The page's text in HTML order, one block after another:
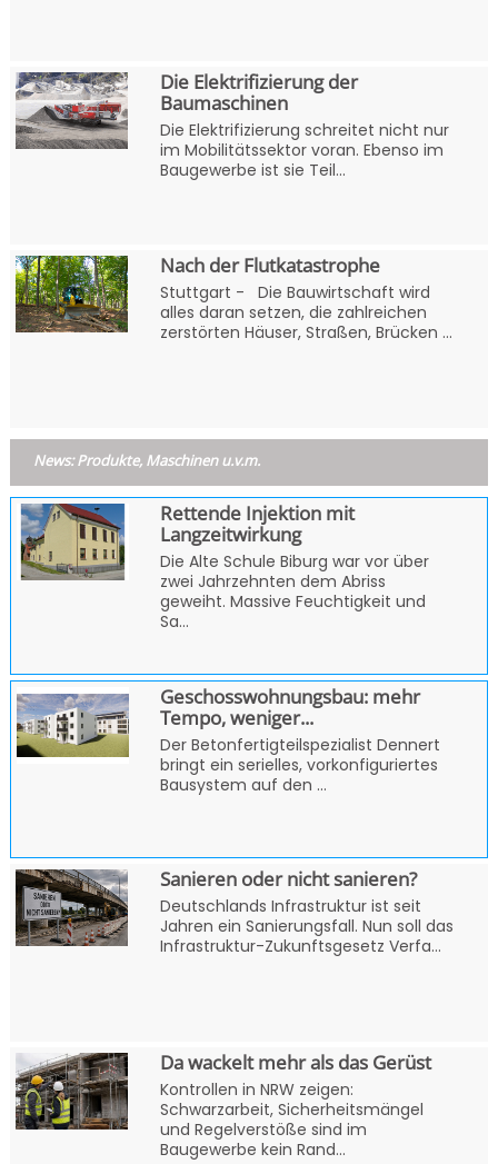
Die Elektrifizierung der
Baumaschinen
Die Elektrifizierung schreitet nicht nur
im Mobilitätssektor voran. Ebenso im
Baugewerbe ist sie Teil...
Nach der Flutkatastrophe
Stuttgart - Die Bauwirtschaft wird
alles daran setzen, die zahlreichen
zerstörten Häuser, Straßen, Brücken ...
News: Produkte, Maschinen u.v.m.
Rettende Injektion mit
Langzeitwirkung
Die Alte Schule Biburg war vor über
zwei Jahrzehnten dem Abriss
geweiht. Massive Feuchtigkeit und
Sa...
Geschosswohnungsbau: mehr
Tempo, weniger...
Der Betonfertigteilspezialist Dennert
bringt ein serielles, vorkonfiguriertes
Bausystem auf den ...
Sanieren oder nicht sanieren?
Deutschlands Infrastruktur ist seit
Jahren ein Sanierungsfall. Nun soll das
Infrastruktur-Zukunftsgesetz Verfa...
Da wackelt mehr als das Gerüst
Kontrollen in NRW zeigen:
Schwarzarbeit, Sicherheitsmängel
und Regelverstöße sind im
Baugewerbe kein Rand...